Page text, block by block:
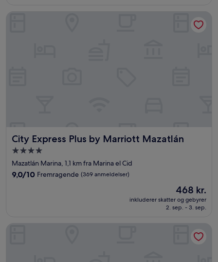
anmeldelser)
City Express Plus by Marriott Mazatlán
City Express Plus by Marriott Mazatlán
4.0-
stjernet
overnatningssted
Mazatlán Marina, 1,1 km fra Marina el Cid
9.0
anmeldelser)
9,0/10 Fremragende (369 anmeldelser)
Prisen
er
468 kr.
468 kr.
inkluderer skatter og gebyrer
2. sep. - 3. sep.
City Express Plus by Marriott Mazatlán